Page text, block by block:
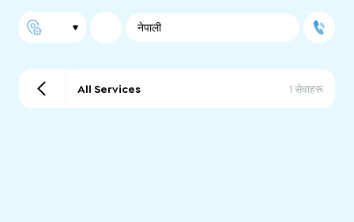
नेपाली
All Services 1 सेवाहरू